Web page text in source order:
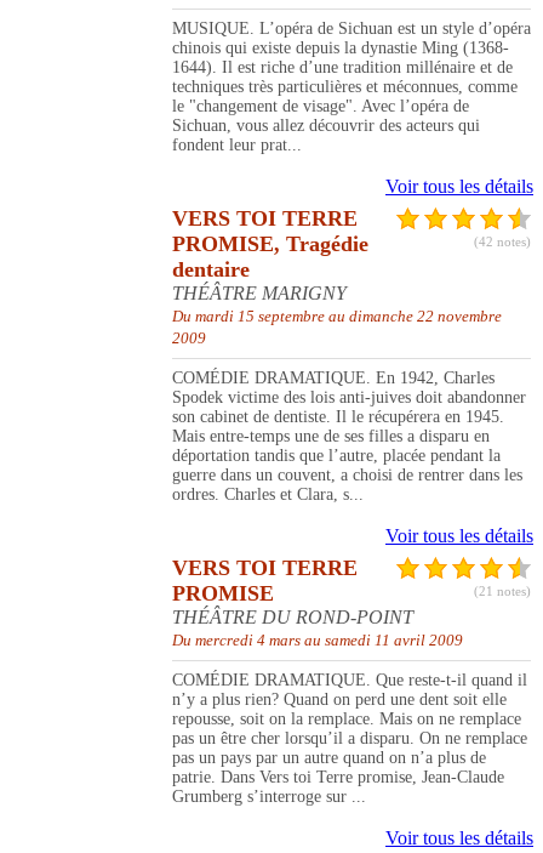
MUSIQUE. L’opéra de Sichuan est un style d’opéra
chinois qui existe depuis la dynastie Ming (1368-
1644). Il est riche d’une tradition millénaire et de
techniques très particulières et méconnues, comme
le "changement de visage". Avec l’opéra de
Sichuan, vous allez découvrir des acteurs qui
fondent leur prat...
Voir tous les détails
(42 notes)
VERS TOI TERRE
PROMISE, Tragédie
dentaire
THÉÂTRE MARIGNY
Du mardi 15 septembre au dimanche 22 novembre
2009
COMÉDIE DRAMATIQUE. En 1942, Charles
Spodek victime des lois anti-juives doit abandonner
son cabinet de dentiste. Il le récupérera en 1945.
Mais entre-temps une de ses filles a disparu en
déportation tandis que l’autre, placée pendant la
guerre dans un couvent, a choisi de rentrer dans les
ordres. Charles et Clara, s...
Voir tous les détails
(21 notes)
VERS TOI TERRE
PROMISE
THÉÂTRE DU ROND-POINT
Du mercredi 4 mars au samedi 11 avril 2009
COMÉDIE DRAMATIQUE. Que reste-t-il quand il
n’y a plus rien? Quand on perd une dent soit elle
repousse, soit on la remplace. Mais on ne remplace
pas un être cher lorsqu’il a disparu. On ne remplace
pas un pays par un autre quand on n’a plus de
patrie. Dans Vers toi Terre promise, Jean-Claude
Grumberg s’interroge sur ...
Voir tous les détails